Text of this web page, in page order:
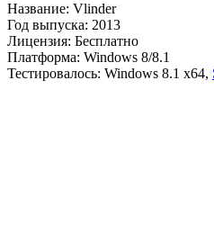
Название: Vlinder
Год выпуска: 2013
Лицензия: Бесплатно
Платформа: Windows 8/8.1
Тестировалось: Windows 8.1 x64,